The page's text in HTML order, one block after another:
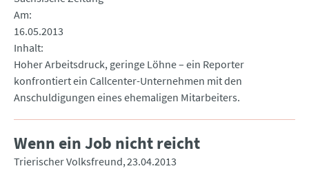
Am
16.05.2013
Inhalt
Hoher Arbeitsdruck, geringe Löhne – ein Reporter
konfrontiert ein Callcenter-Unternehmen mit den
Anschuldigungen eines ehemaligen Mitarbeiters.
Wenn ein Job nicht reicht
Trierischer Volksfreund 23.04.2013